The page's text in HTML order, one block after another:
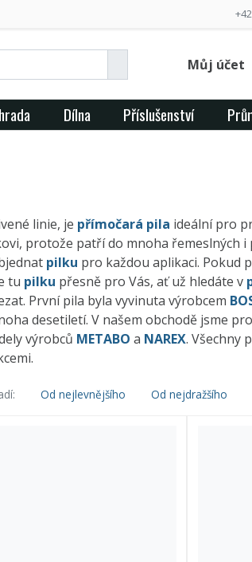
Můj účet
Dílna Příslušenství
linie, je přímočará pila ideální pro
protože patří do mnoha řemeslných i
pilku pro každou aplikaci. Pokud
tu pilku přesně pro Vás, ať už hledáte v
První pila byla vyvinuta výrobcem
desetiletí. V našem obchodě jsme
výrobců METABO a NAREX. Všechny
Od nejlevnějšího Od nejdražšího